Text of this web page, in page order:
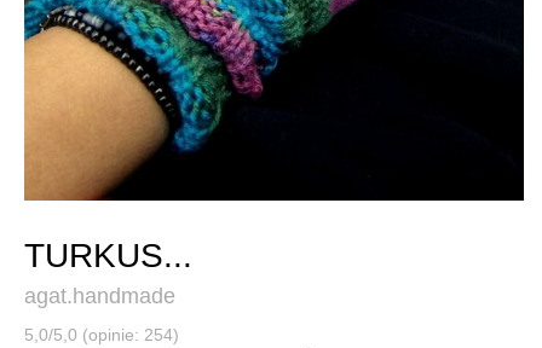
TURKUS...
agat.handmade
5,0/5,0 (opinie: 254)